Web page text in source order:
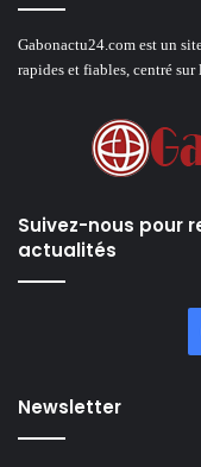
Gabonactu24.com est un
rapides et fiables, centré
Suivez-nous pour
actualités
Newsletter